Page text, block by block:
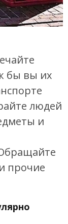
бы вы их
людей
и
прочие